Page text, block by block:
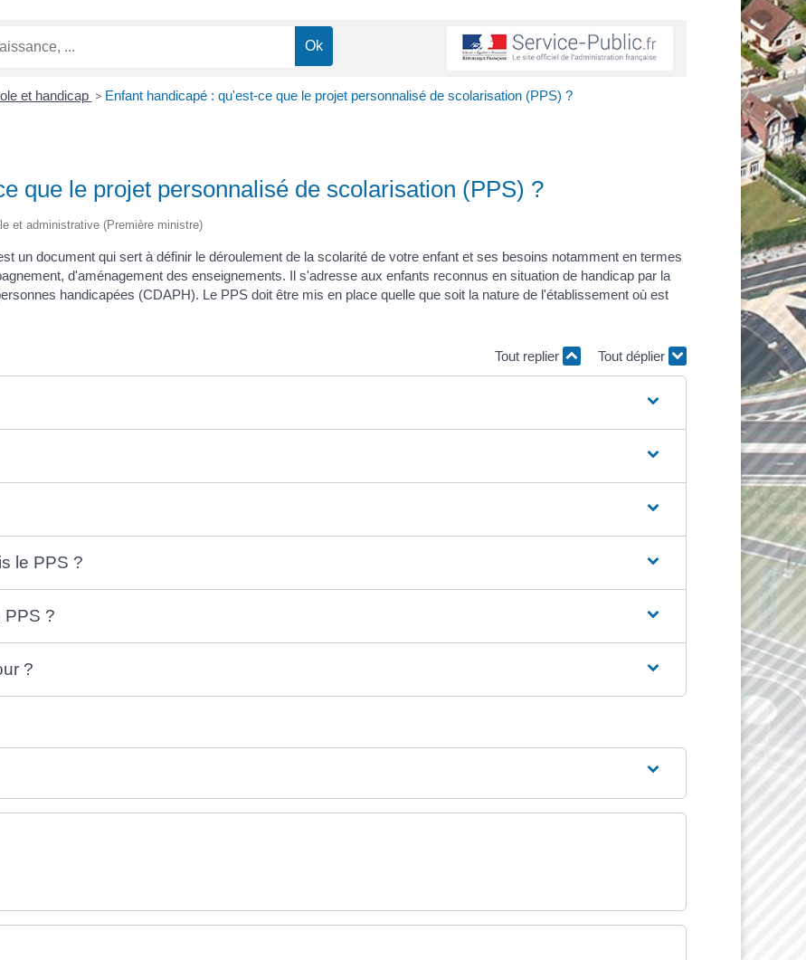
et handicap > Enfant handicapé : qu'est-ce que le projet personnalisé de scolarisation (PPS) ?
que le projet personnalisé de scolarisation (PPS) ?
et administrative (Première ministre)
un document qui sert à définir le déroulement de la scolarité de votre enfant et ses besoins notamment en termes
d'aménagement des enseignements. Il s'adresse aux enfants reconnus en situation de handicap par la
handicapées (CDAPH). Le PPS doit être mis en place quelle que soit la nature de l'établissement où est
Tout replier Tout déplier
le PPS ?
?
?